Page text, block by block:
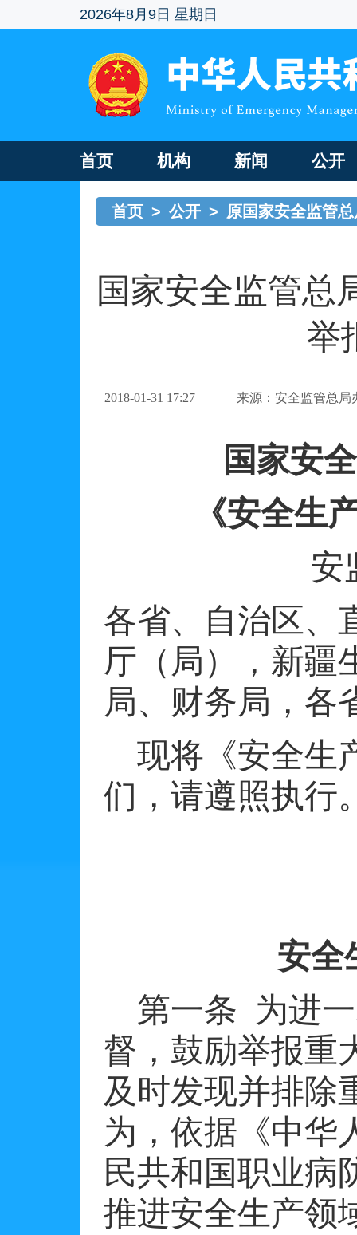
2026年8月9日 星期日
首页 机构 新闻 公开
首页 > 公开 > 原国家安全监管
国家安全监管总
举
2018-01-31 17:27 来源：安全监管总局
国家安
《安全生
安
各省、自治区、
厅（局），新疆
局、财务局，各
现将《安全生
们，请遵照执行
安全
第一条 为进
督，鼓励举报重
及时发现并排除
为，依据《中华
民共和国职业病
推进安全生产领